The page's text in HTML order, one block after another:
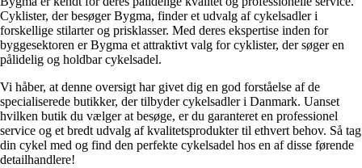
Cyklister, der besøger Bygma, finder et udvalg af cykelsadler i
forskellige stilarter og prisklasser. Med deres ekspertise inden for
byggesektoren er Bygma et attraktivt valg for cyklister, der søger en
pålidelig og holdbar cykelsadel.
Vi håber, at denne oversigt har givet dig en god forståelse af de
specialiserede butikker, der tilbyder cykelsadler i Danmark. Uanset
hvilken butik du vælger at besøge, er du garanteret en professionel
service og et bredt udvalg af kvalitetsprodukter til ethvert behov. Så tag
din cykel med og find den perfekte cykelsadel hos en af disse førende
detailhandlere!